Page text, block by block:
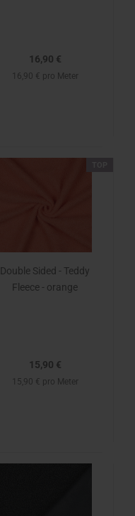
16,90 €
16,90 € pro Meter
Double Sided - Teddy
Fleece - orange
15,90 €
15,90 € pro Meter